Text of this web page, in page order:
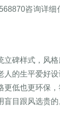
咨询详
立碑样式，风
的生平爱好
更低也更环保
目跟风选贵的